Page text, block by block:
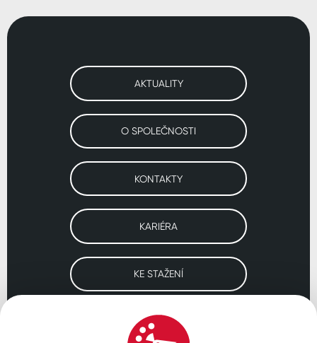
AKTUALITY
O SPOLEČNOSTI
KONTAKTY
KARIÉRA
KE STAŽENÍ
Navštivte naše pobočky